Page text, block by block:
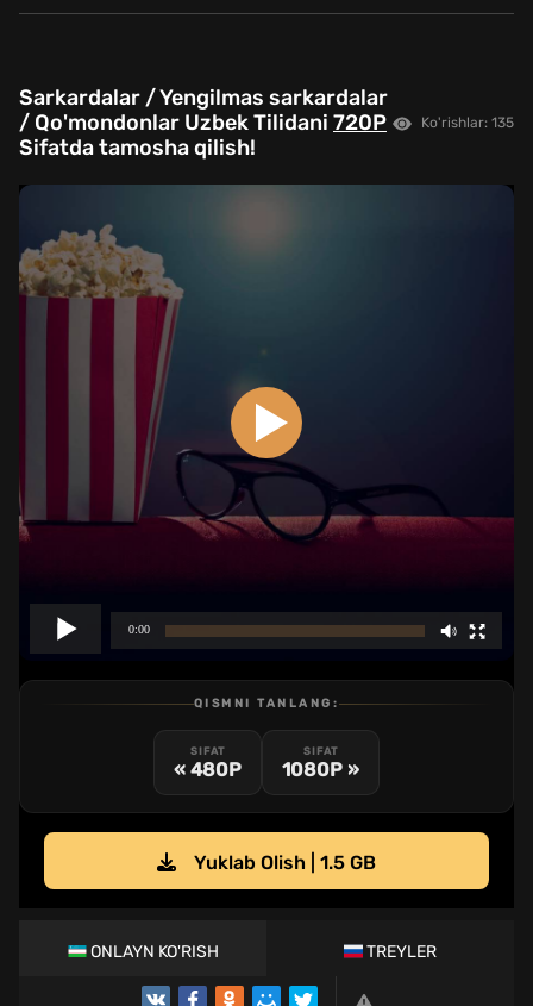
Sarkardalar / Yengilmas sarkardalar
/ Qo'mondonlar Uzbek Tilidani 720P
Sifatda tamosha qilish!
Ko'rishlar: 135
QISMNI TANLANG:
SIFAT
« 480P
SIFAT
1080P »
Yuklab Olish | 1.5 GB
ONLAYN KO'RISH TREYLER